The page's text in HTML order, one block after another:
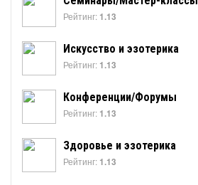
Рейтинг: 1.13
Искусство и эзотерика
Рейтинг: 1.13
Конференции/Форумы
Рейтинг: 1.13
Здоровье и эзотерика
Рейтинг: 1.13